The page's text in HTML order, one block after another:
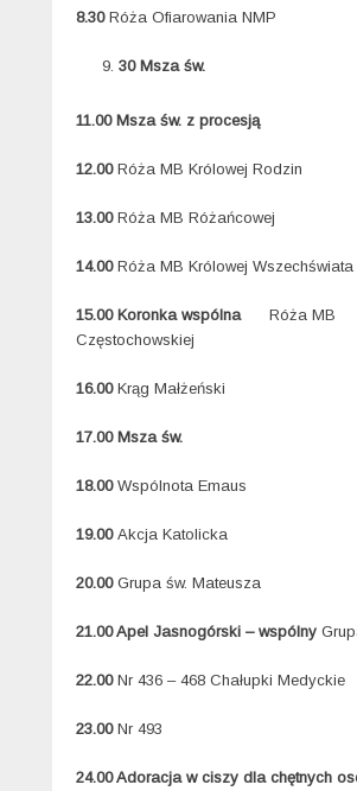
8.30Róża Ofiarowania NMP
30 Msza św.
11.00 Msza św. z procesją
12.00Róża MB Królowej Rodzin
13.00 Róża MB Różańcowej
14.00 Róża MB Królowej Wszechświata
15.00 Koronka wspólna
Róża MB
Częstochowskiej
16.00 Krąg Małżeński
17.00 Msza św.
18.00 Wspólnota Emaus
19.00 Akcja Katolicka
20.00Grupa św. Mateusza
21.00 Apel Jasnogórski – wspólny
22.00Nr 436 – 468 Chałupki Medyckie
23.00Nr 493
24.00 Adoracja w ciszy dla chętnych